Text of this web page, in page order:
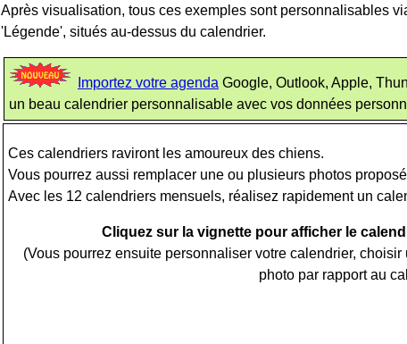
Après visualisation, tous ces exemples sont personnalisables
'Légende', situés au-dessus du calendrier.
Importez votre agenda Google, Outlook, Apple,
un beau calendrier personnalisable avec vos données
Ces calendriers raviront les amoureux des chiens.
Vous pourrez aussi remplacer une ou plusieurs photos
Avec les 12 calendriers mensuels, réalisez rapidement un
Cliquez sur la vignette pour afficher le
(Vous pourrez ensuite personnaliser votre calendrier,
photo par rapport au